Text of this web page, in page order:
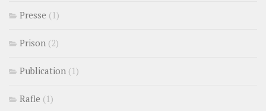
Presse (1)
Prison (2)
Publication (1)
Rafle (1)